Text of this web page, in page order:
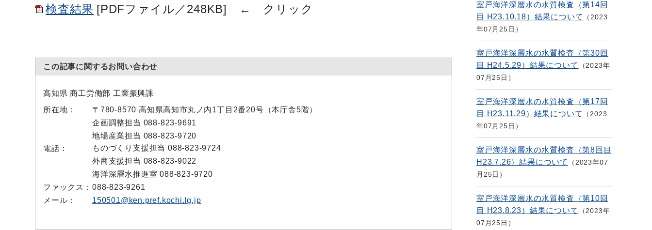
検査結果 [PDFファイル／248KB] ← クリック
この記事に関するお問い合わせ
高知県 商工労働部 工業振興課
所在地：
〒780-8570 高知県高知市丸ノ内1丁目2番20号（本庁舎5階）
電話：
企画調整担当 088-823-9691
地場産業担当 088-823-9720
ものづくり支援担当 088-823-9724
外商支援担当 088-823-9022
海洋深層水推進室 088-823-9720
ファックス： 088-823-9261
メール：
150501@ken.pref.kochi.lg.jp
室戸海洋深層水の水質検査（第14回
目 H23.10.18）結果について
2023
年07月25日
室戸海洋深層水の水質検査（第30回
目 H24.5.29）結果について
2023年
07月25日
室戸海洋深層水の水質検査（第17回
目 H23.11.29）結果について
2023
年07月25日
室戸海洋深層水の水質検査（第8回目
H23.7.26）結果について
2023年07
月25日
室戸海洋深層水の水質検査（第10回
目 H23.8.23）結果について
2023年
07月25日